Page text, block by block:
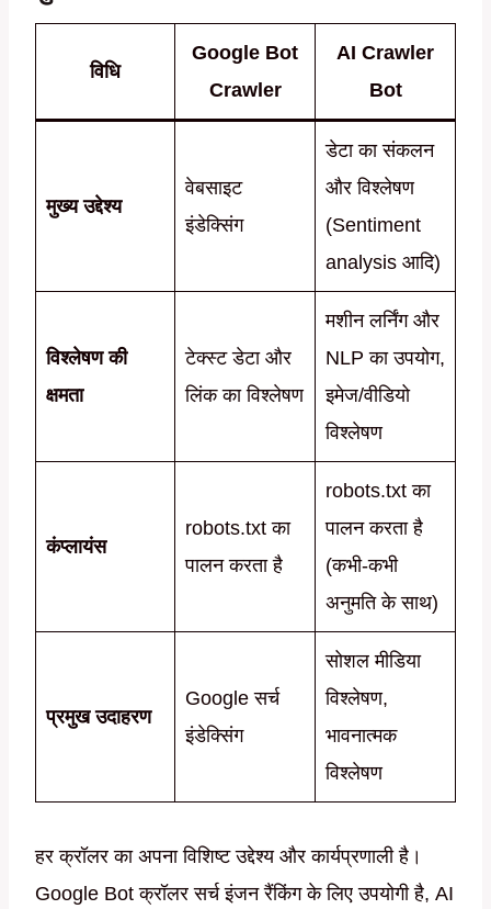
विधि
Google Bot
Crawler
AI Crawler
Bot
मुख्य उद्देश्य
वेबसाइट
इंडेक्सिंग
डेटा का संकलन
और विश्लेषण
(Sentiment
analysis आदि)
विश्लेषण की
क्षमता
टेक्स्ट डेटा और
लिंक का विश्लेषण
मशीन लर्निंग और
NLP का उपयोग,
इमेज/वीडियो
विश्लेषण
कंप्लायंस
robots.txt का
पालन करता है
robots.txt का
पालन करता है
(कभी-कभी
अनुमति के साथ)
प्रमुख उदाहरण
Google सर्च
इंडेक्सिंग
सोशल मीडिया
विश्लेषण,
भावनात्मक
विश्लेषण
हर क्रॉलर का अपना विशिष्ट उद्देश्य और कार्यप्रणाली है।
Google Bot क्रॉलर सर्च इंजन रैंकिंग के लिए उपयोगी है, AI